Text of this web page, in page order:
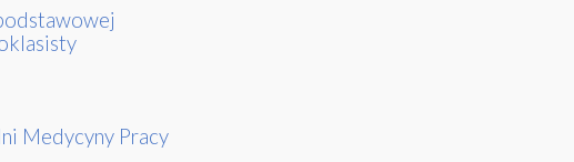
Medycyny Pracy